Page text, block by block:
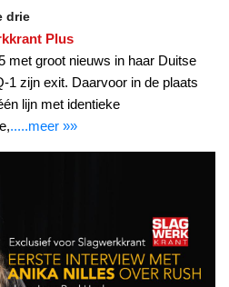
drie
Plus
met groot nieuws in haar Duitse
1 zijn exit. Daarvoor in de plaats
lijn met identieke
.....meer »»